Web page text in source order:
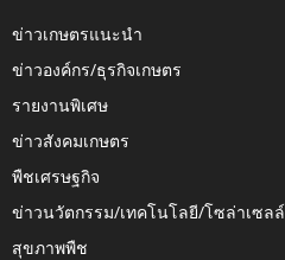
ข่าวเกษตรแนะนำ
ข่าวองค์กร/ธุรกิจเกษตร
รายงานพิเศษ
ข่าวสังคมเกษตร
พืชเศรษฐกิจ
ข่าวนวัตกรรม/เทคโนโลยี/โซล่าเซลล์
สุขภาพพืช